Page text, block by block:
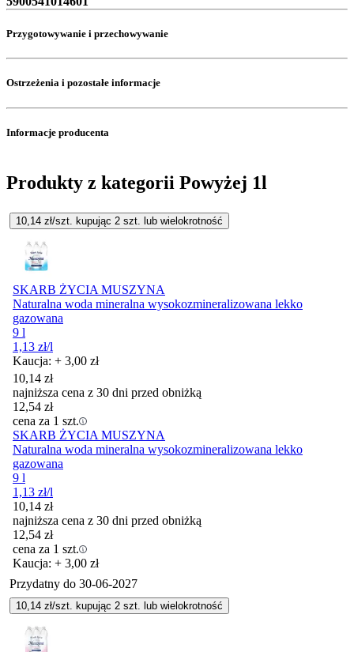
Przygotowywanie i przechowywanie
Ostrzeżenia i pozostałe informacje
Informacje producenta
Produkty z kategorii Powyżej 1l
10,14 zł/szt. kupując 2 szt. lub wielokrotność
SKARB ŻYCIA MUSZYNA
Naturalna woda mineralna wysokozmineralizowana lekko
gazowana
9 l
1,13 zł/l
Kaucja: + 3,00 zł
10,14 zł
najniższa cena z 30 dni przed obniżką
12,54 zł
cena za 1 szt.
SKARB ŻYCIA MUSZYNA
Naturalna woda mineralna wysokozmineralizowana lekko
gazowana
9 l
1,13 zł/l
10,14 zł
najniższa cena z 30 dni przed obniżką
12,54 zł
cena za 1 szt.
Kaucja: + 3,00 zł
Przydatny do 30-06-2027
10,14 zł/szt. kupując 2 szt. lub wielokrotność